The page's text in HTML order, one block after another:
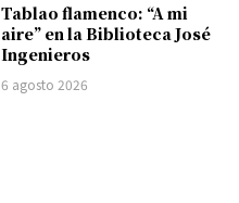
Tablao flamenco: “A mi
aire” en la Biblioteca José
Ingenieros
6 agosto 2026